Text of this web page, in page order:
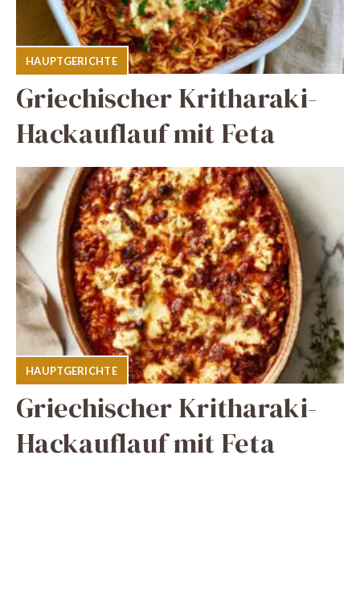
HAUPTGERICHTE
Griechischer Kritharaki-
Hackauflauf mit Feta
HAUPTGERICHTE
Griechischer Kritharaki-
Hackauflauf mit Feta